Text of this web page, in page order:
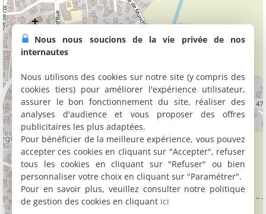
Nous nous soucions de la vie privée de nos
internautes
Nous utilisons des cookies sur notre site (y compris des
cookies tiers) pour améliorer l'expérience utilisateur,
assurer le bon fonctionnement du site, réaliser des
analyses d'audience et vous proposer des offres
publicitaires les plus adaptées.
Pour bénéficier de la meilleure expérience, vous pouvez
accepter ces cookies en cliquant sur "Accepter", refuser
tous les cookies en cliquant sur "Refuser" ou bien
personnaliser votre choix en cliquant sur "Paramétrer".
Pour en savoir plus, veuillez consulter notre politique
de gestion des cookies en cliquant ici